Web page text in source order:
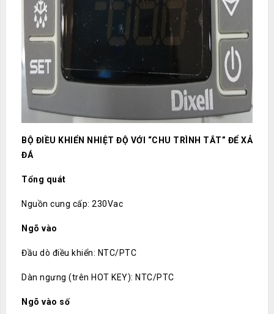
BỘ ĐIỀU KHIỂN NHIỆT ĐỘ VỚI “CHU TRÌNH TẮT” ĐỂ XẢ
ĐÁ
Tổng quát
Nguồn cung cấp: 230Vac
Ngõ vào
Đầu dò điều khiển: NTC/PTC
Dàn ngưng (trên HOT KEY): NTC/PTC
Ngõ vào số